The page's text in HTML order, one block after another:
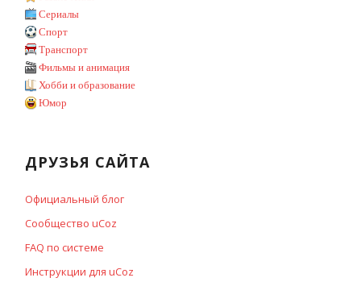
Сериалы
Спорт
Транспорт
Фильмы и анимация
Хобби и образование
Юмор
ДРУЗЬЯ САЙТА
Официальный блог
Сообщество uCoz
FAQ по системе
Инструкции для uCoz